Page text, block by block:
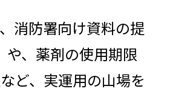
消防署向け資料の提
や、薬剤の使用期限
など、実運用の山場を